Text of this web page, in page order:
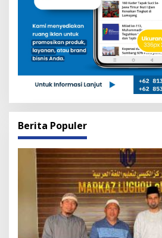
Berita Populer